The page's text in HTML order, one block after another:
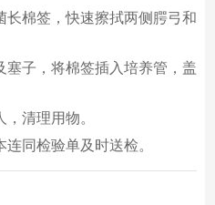
长棉签，快速擦拭两侧腭弓和
塞子，将棉签插入培养管，盖
清理用物。
同检验单及时送检。